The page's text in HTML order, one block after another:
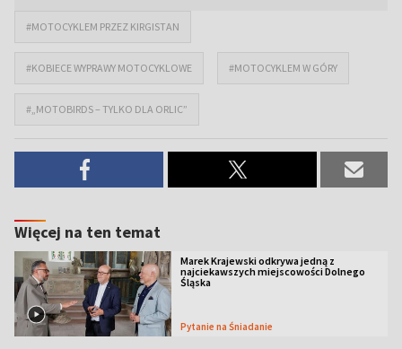
#MOTOCYKLEM PRZEZ KIRGISTAN
#KOBIECE WYPRAWY MOTOCYKLOWE #MOTOCYKLEM W GÓRY
#„MOTOBIRDS – TYLKO DLA ORLIC”
Więcej na ten temat
Marek Krajewski odkrywa jedną z
najciekawszych miejscowości Dolnego
Śląska
Pytanie na Śniadanie